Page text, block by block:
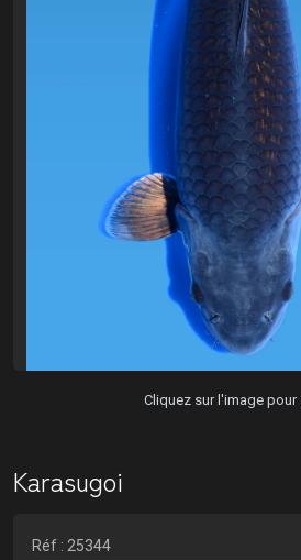
Cliquez sur l'image pour
Karasugoi
Réf : 25344